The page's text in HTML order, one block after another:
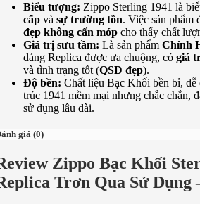
Biểu tượng: Zippo Sterling 1941 là
cấp và sự trường tồn. Việc sản phẩm
đẹp không cấn móp cho thấy chất
Giá trị sưu tầm: Là sản phẩm Chính
dáng Replica được ưa chuộng, có giá
và tình trạng tốt (QSD đẹp).
Độ bền: Chất liệu Bạc Khối bền bỉ, dễ
trúc 1941 mềm mại nhưng chắc chắn,
sử dụng lâu dài.
giá (0)
Zippo Bạc Khối
Trơn Qua Sử Dụng